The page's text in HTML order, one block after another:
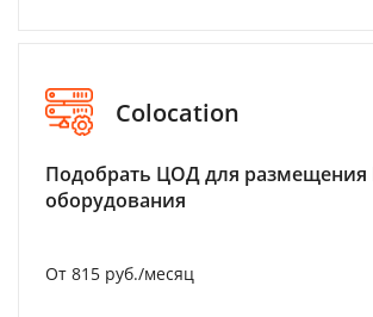
Colocation
Подобрать ЦОД для размещения
оборудования
От 815 руб./месяц